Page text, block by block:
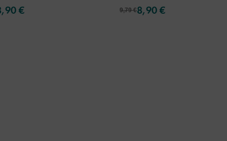
€ 9,79 €8,90 €